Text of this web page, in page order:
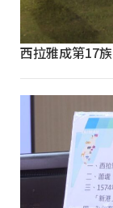
西拉雅成第17